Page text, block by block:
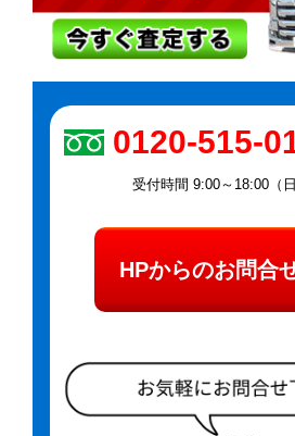
0120-515-
受付時間 9:00～18:00（日
HPからのお問合